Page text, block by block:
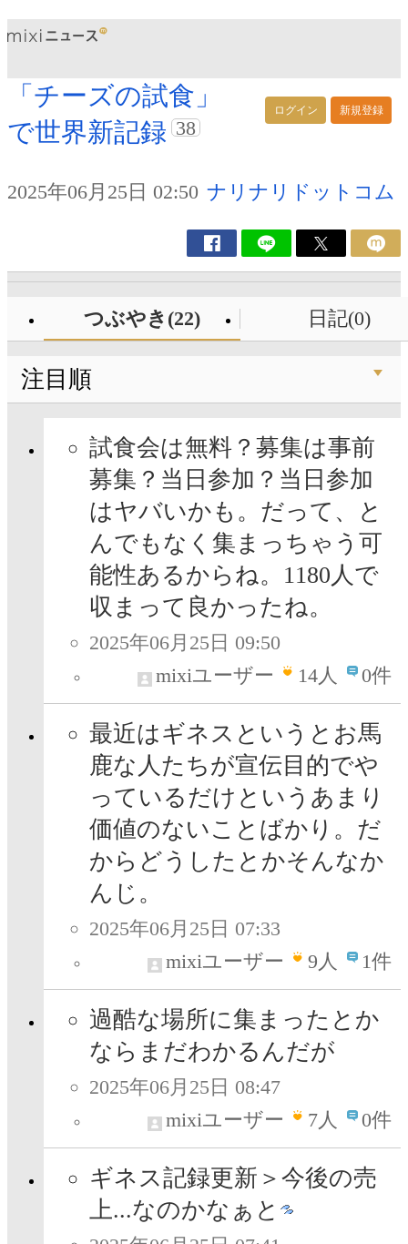
ログイン 新規登録
「チーズの試食」
で世界新記録 38
2025年06月25日 02:50 ナリナリドットコム
つぶやき(22) 日記(0)
注目順
試食会は無料？募集は事前
募集？当日参加？当日参加
はヤバいかも。だって、と
んでもなく集まっちゃう可
能性あるからね。1180人で
収まって良かったね。
2025年06月25日 09:50
mixiユーザー
14人 0件
最近はギネスというとお馬
鹿な人たちが宣伝目的でや
っているだけというあまり
価値のないことばかり。だ
からどうしたとかそんなか
んじ。
2025年06月25日 07:33
mixiユーザー
9人 1件
過酷な場所に集まったとか
ならまだわかるんだが
2025年06月25日 08:47
mixiユーザー
7人 0件
ギネス記録更新＞今後の売
上...なのかなぁと